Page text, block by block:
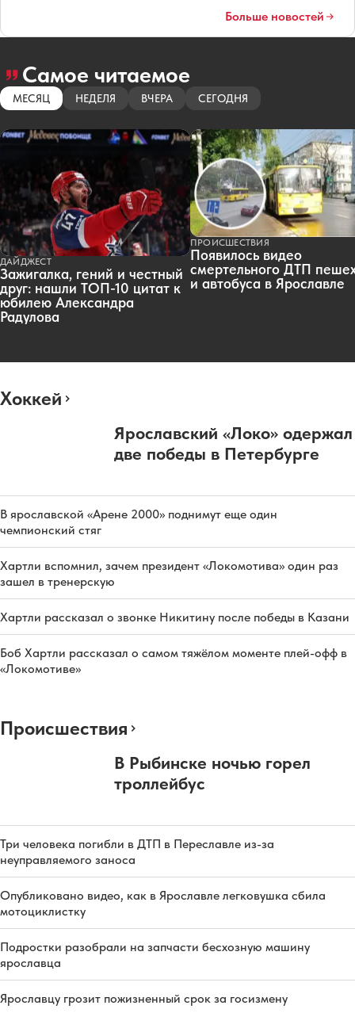
Больше новостей
Самое читаемое
МЕСЯЦ НЕДЕЛЯ ВЧЕРА СЕГОДНЯ
ДАЙДЖЕСТ
Зажигалка, гений и честный
друг: нашли ТОП-10 цитат к
юбилею Александра
Радулова
ПРОИСШЕСТВИЯ
Появилось видео
смертельного ДТП
и автобуса в Ярославле
Хоккей
Ярославский «Локо» одержал
две победы в Петербурге
В ярославской «Арене 2000» поднимут еще один
чемпионский стяг
Хартли вспомнил, зачем президент «Локомотива» один раз
зашел в тренерскую
Хартли рассказал о звонке Никитину после победы в Казани
Боб Хартли рассказал о самом тяжёлом моменте плей-офф в
«Локомотиве»
Происшествия
В Рыбинске ночью горел
троллейбус
Три человека погибли в ДТП в Переславле из-за
неуправляемого заноса
Опубликовано видео, как в Ярославле легковушка сбила
мотоциклистку
Подростки разобрали на запчасти бесхозную машину
ярославца
Ярославцу грозит пожизненный срок за госизмену